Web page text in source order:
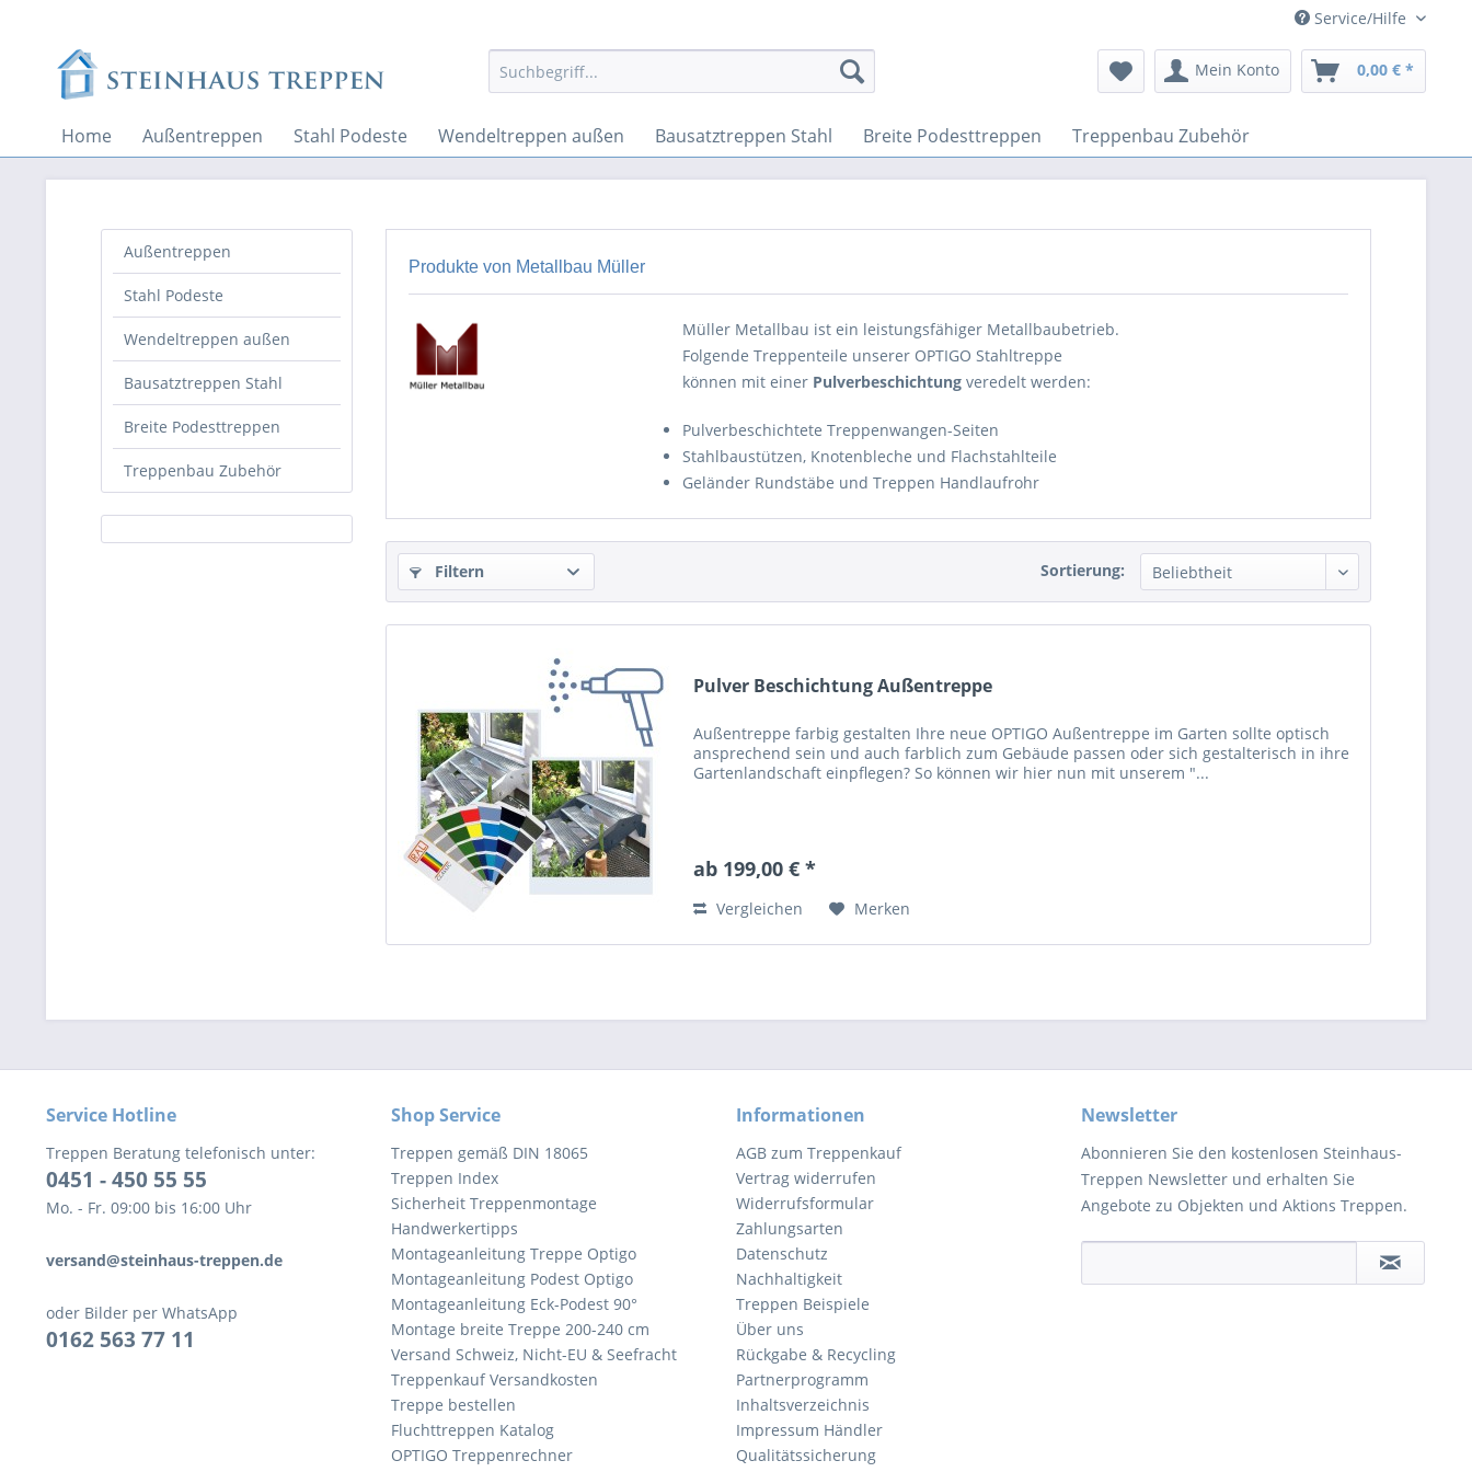
Service/Hilfe
Mein Konto 0,00 € *
Home Außentreppen Stahl Podeste Wendeltreppen außen Bausatztreppen Stahl Breite Podesttreppen Treppenbau Zubehör
Außentreppen
Stahl Podeste
Wendeltreppen außen
Bausatztreppen Stahl
Breite Podesttreppen
Treppenbau Zubehör
Produkte von Metallbau Müller
Müller Metallbau ist ein leistungsfähiger Metallbaubetrieb.
Folgende Treppenteile unserer OPTIGO Stahltreppe
können mit einer Pulverbeschichtung veredelt werden:
Pulverbeschichtete Treppenwangen-Seiten
Stahlbaustützen, Knotenbleche und Flachstahlteile
Geländer Rundstäbe und Treppen Handlaufrohr
Filtern Sortierung:
Pulver Beschichtung Außentreppe
Außentreppe farbig gestalten Ihre neue OPTIGO Außentreppe im Garten sollte optisch
ansprechend sein und auch farblich zum Gebäude passen oder sich gestalterisch in ihre
Gartenlandschaft einpflegen? So können wir hier nun mit unserem "...
ab 199,00 € *
Vergleichen Merken
Service Hotline
Treppen Beratung telefonisch unter:
0451 - 450 55 55
Mo. - Fr. 09:00 bis 16:00 Uhr
versand@steinhaus-treppen.de
oder Bilder per WhatsApp
0162 563 77 11
Shop Service
Treppen gemäß DIN 18065
Treppen Index
Sicherheit Treppenmontage
Handwerkertipps
Montageanleitung Treppe Optigo
Montageanleitung Podest Optigo
Montageanleitung Eck-Podest 90°
Montage breite Treppe 200-240 cm
Versand Schweiz, Nicht-EU & Seefracht
Treppenkauf Versandkosten
Treppe bestellen
Fluchttreppen Katalog
OPTIGO Treppenrechner
Informationen
AGB zum Treppenkauf
Vertrag widerrufen
Widerrufsformular
Zahlungsarten
Datenschutz
Nachhaltigkeit
Treppen Beispiele
Über uns
Rückgabe & Recycling
Partnerprogramm
Inhaltsverzeichnis
Impressum Händler
Qualitätssicherung
Newsletter
Abonnieren Sie den kostenlosen Steinhaus-
Treppen Newsletter und erhalten Sie
Angebote zu Objekten und Aktions Treppen.